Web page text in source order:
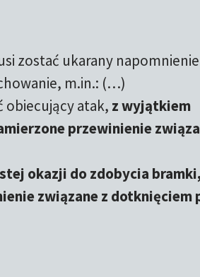
zostać ukarany
m.in.: (…)
obiecujący atak, z wyjątkiem
przewinienie
okazji do zdobycia
związane z dotknięciem